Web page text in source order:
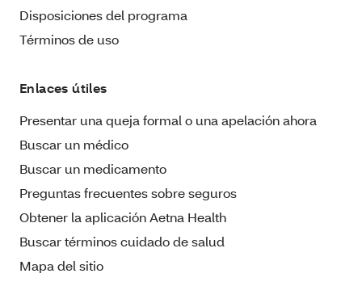
Disposiciones del programa
Términos de uso
Enlaces útiles
Presentar una queja formal o una apelación ahora
Buscar un médico
Buscar un medicamento
Preguntas frecuentes sobre seguros
Obtener la aplicación Aetna Health
Buscar términos cuidado de salud
Mapa del sitio